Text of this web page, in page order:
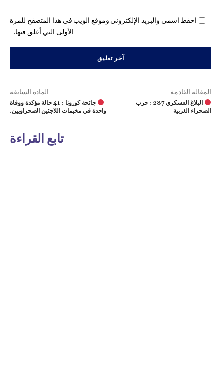
احفظ اسمي والبريد الإلكتروني وموقع الويب في هذا المتصفح للمرة
الأولى التي أعلق فيها.
المادة السابقة
جائحة كورونا : 41 حالة مؤكدة ووفاة
واحدة في مخيمات اللاجئين الصحراويين.
المقالة القادمة
البلاغ العسكري 287 : حرب
الصحراء الغربية
تابع القراءة